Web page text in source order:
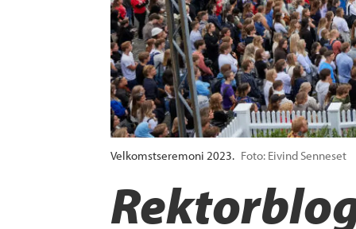
Velkomstseremoni 2023. Foto: Eivind Senneset